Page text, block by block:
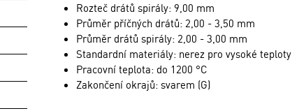
Rozteč drátů spirály: 9,00 mm
Průměr příčných drátů: 2,00 - 3,50 mm
Průměr drátů spirály: 2,00 - 3,00 mm
Standardní materiály: nerez pro vysoké teploty
Pracovní teplota: do 1200 °C
Zakončení okrajů: svarem (G)